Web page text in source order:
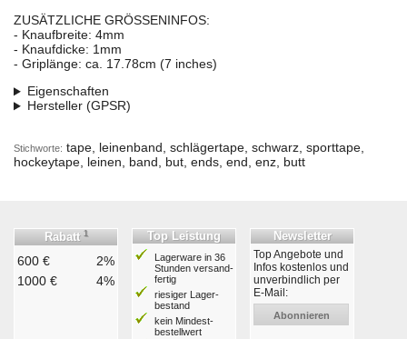
ZUSÄTZLICHE GRÖSSENINFOS:
- Knaufbreite: 4mm
- Knaufdicke: 1mm
- Griplänge: ca. 17.78cm (7 inches)
Eigenschaften
Hersteller (GPSR)
Stichworte: tape, leinenband, schlägertape, schwarz, sporttape,
hockeytape, leinen, band, but, ends, end, enz, butt
Rabatt 1
600 €
2%
1000 €
4%
Top Leistung
Lagerware in 36
Stunden ver­sand­
fertig
riesiger Lager­
bestand
kein Mindest­
bestell­wert
Newsletter
Top Angebote und
Infos kostenlos und
unverbindlich per
E-Mail:
Abonnieren